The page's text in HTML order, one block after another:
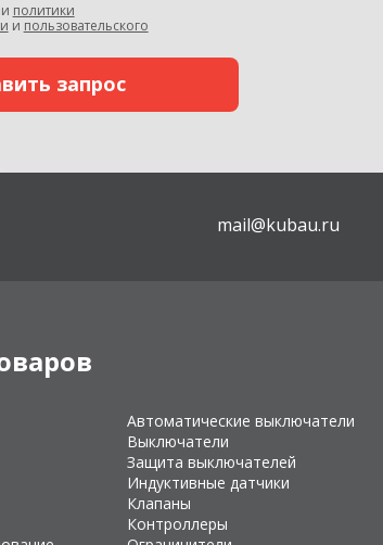
политики
и пользовательского
mail@kubau.ru
Автоматические выключатели
Выключатели
Защита выключателей
Индуктивные датчики
Клапаны
Контроллеры